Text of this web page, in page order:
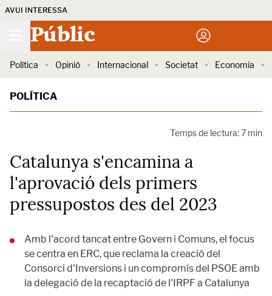
AVUI INTERESSA
Públic
Política Opinió Internacional Societat Economia
POLÍTICA
Temps de lectura: 7 min
Catalunya s'encamina a
l'aprovació dels primers
pressupostos des del 2023
Amb l'acord tancat entre Govern i Comuns, el focus
se centra en ERC, que reclama la creació del
Consorci d'Inversions i un compromís del PSOE amb
la delegació de la recaptació de l'IRPF a Catalunya